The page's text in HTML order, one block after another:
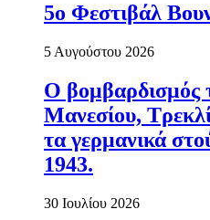
5ο Φεστιβάλ
5 Αυγούστου 2026
Ο βομβαρδισμός
Μανεσίου,
τα γερμανικά
1943.
30 Ιουλίου 2026